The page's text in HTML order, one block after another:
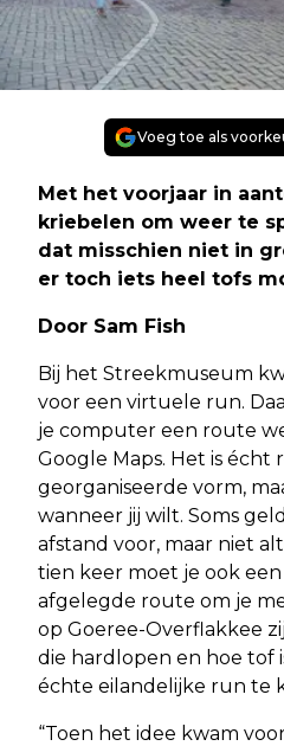
Voeg toe als
Met het voorjaar in
kriebelen om weer te
dat misschien niet in
er toch iets heel tofs
Door Sam Fish
Bij het Streekmuseum
voor een virtuele run.
je computer een route
Google Maps. Het is écht
georganiseerde vorm,
wanneer jij wilt. Soms
afstand voor, maar niet
tien keer moet je ook
afgelegde route om je
op Goeree-Overflakkee
die hardlopen en hoe tof
échte eilandelijke run te
“Toen het idee kwam